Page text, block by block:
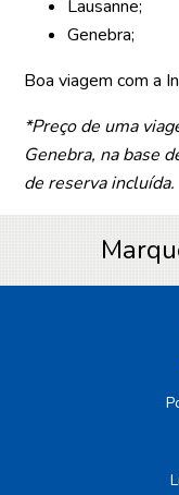
Lausanne;
Genebra;
Boa viagem com a
*Preço de uma
Genebra, na base
de reserva incluída. ​